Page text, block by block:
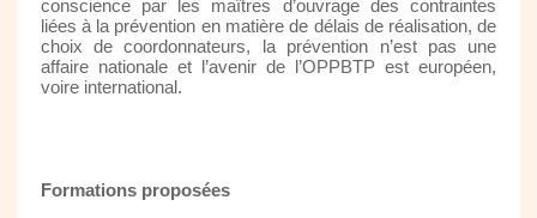
conscience par les maîtres d’ouvrage des contraintes
liées à la prévention en matière de délais de réalisation, de
choix de coordonnateurs, la prévention n’est pas une
affaire nationale et l’avenir de l’OPPBTP est européen,
voire international.
Formations proposées